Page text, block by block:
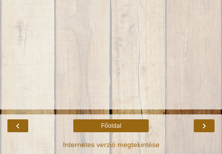
‹ ›
Főoldal
Internetes verzió megtekintése